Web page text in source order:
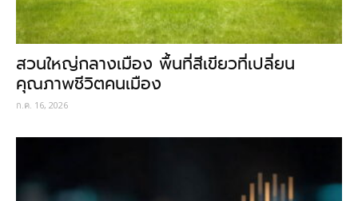
สวนใหญ่กลางเมือง พื้นที่สีเขียวที่เปลี่ยน
คุณภาพชีวิตคนเมือง
ก.ค. 16, 2026